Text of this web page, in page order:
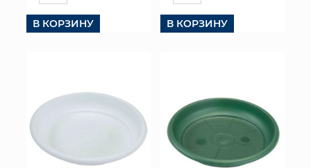
В КОРЗИНУ В КОРЗИНУ